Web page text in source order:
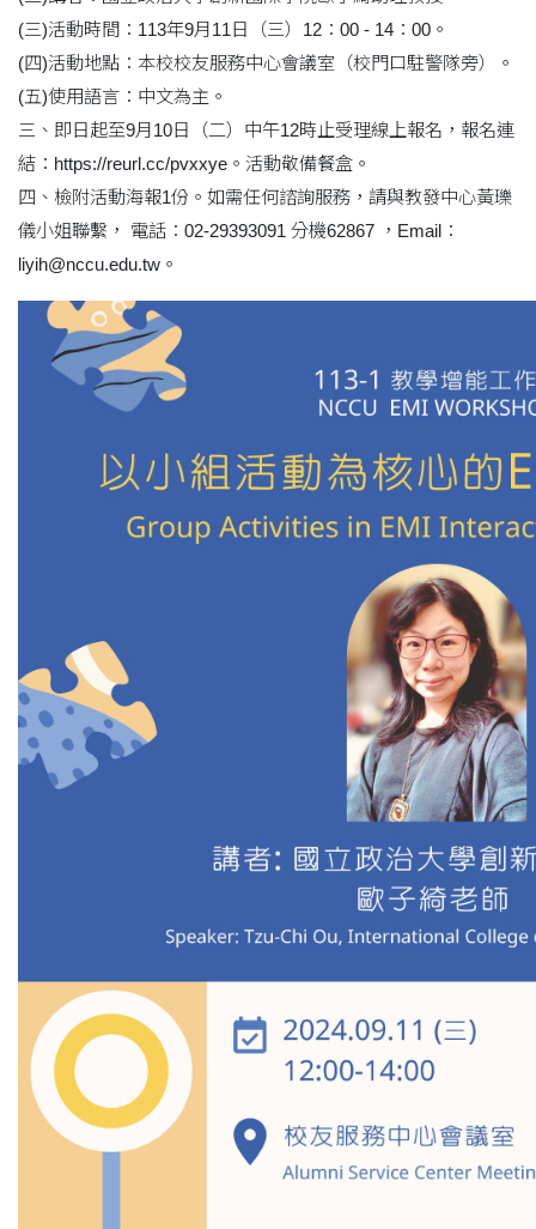
(三)活動時間：113年9月11日（三）12：00 - 14：00。
(四)活動地點：本校校友服務中心會議室（校門口駐警隊旁）。
(五)使用語言：中文為主。
三、即日起至9月10日（二）中午12時止受理線上報名，報名連
結：https://reurl.cc/pvxxye。活動敬備餐盒。
四、檢附活動海報1份。如需任何諮詢服務，請與教發中心黃瓅
儀小姐聯繫， 電話：02-29393091 分機62867 ，Email：
liyih@nccu.edu.tw。